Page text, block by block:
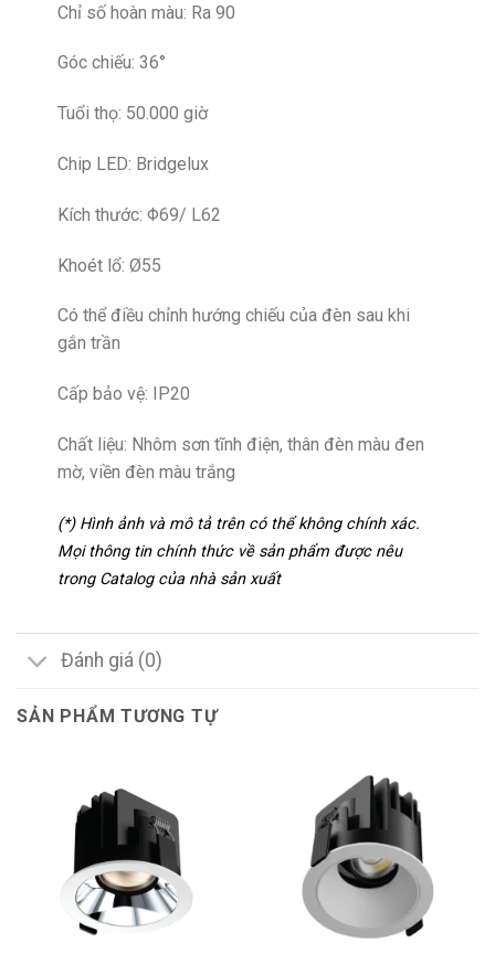
Chỉ số hoàn màu: Ra 90
Góc chiếu: 36°
Tuổi thọ: 50.000 giờ
Chip LED: Bridgelux
Kích thước: Φ69/ L62
Khoét lổ: Ø55
Có thể điều chỉnh hướng chiếu của đèn sau khi
gắn trần
Cấp bảo vệ: IP20
Chất liệu: Nhôm sơn tĩnh điện, thân đèn màu đen
mờ, viền đèn màu trắng
(*) Hình ảnh và mô tả trên có thể không chính xác.
Mọi thông tin chính thức về sản phẩm được nêu
trong Catalog của nhà sản xuất
Đánh giá (0)
SẢN PHẨM TƯƠNG TỰ